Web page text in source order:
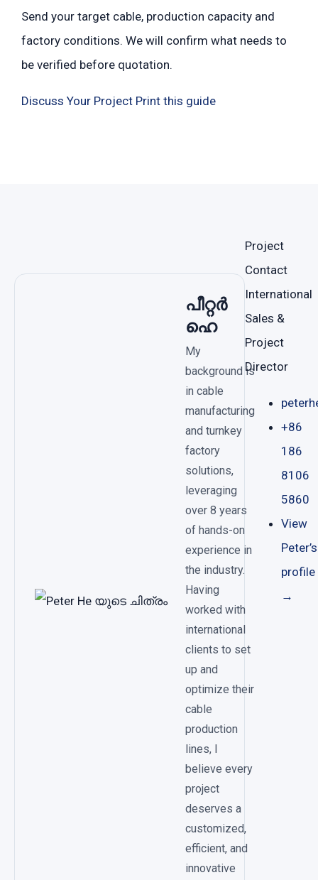
Send your target cable, production capacity and
factory conditions. We will confirm what needs to
be verified before quotation.
Discuss Your Project Print this guide
പീറ്റർ
ഹെ
My
background is
in cable
manufacturing
and turnkey
factory
solutions,
leveraging
over 8 years
of hands-on
experience in
the industry.
Having
worked with
international
clients to set
up and
optimize their
cable
production
lines, I
believe every
project
deserves a
customized,
efficient, and
innovative
Project
Contact
International
Sales &
Project
Director
+86
186
8106
5860
View
Peter’s
profile
→